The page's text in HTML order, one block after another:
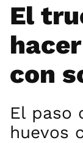
El
con
El paso
huevos